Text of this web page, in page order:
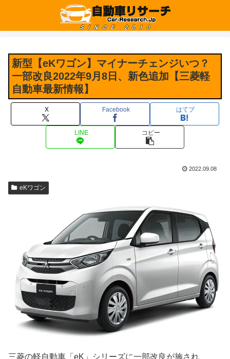
新型【eKワゴン】マイナーチェンジいつ？
一部改良2022年9月8日、新色追加【三菱軽
自動車最新情報】
X Facebook はてブ
LINE コピー
2022.09.08
eKワゴン
三菱の軽自動車「eK」シリーズに一部改良が施され、